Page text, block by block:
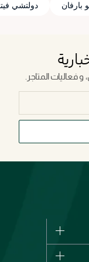
بارفان دولتشي
فعاليات المتاجر.